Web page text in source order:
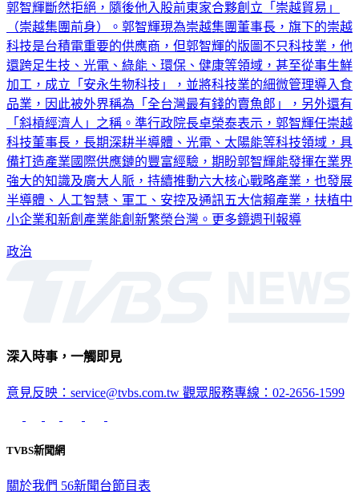
日本通信工業。由於郭台銘很賞識他，想要挖角郭智輝，卻被
郭智輝斷然拒絕，隨後他入股前東家合夥創立「崇越貿易」
（崇越集團前身）。郭智輝現為崇越集團董事長，旗下的崇越
科技是台積電重要的供應商，但郭智輝的版圖不只科技業，他
還跨足生技、光電、綠能、環保、健康等領域，甚至從事生鮮
加工，成立「安永生物科技」，並將科技業的細微管理導入食
品業，因此被外界稱為「全台灣最有錢的賣魚郎」，另外還有
「斜槓經濟人」之稱。準行政院長卓榮泰表示，郭智輝任崇越
科技董事長，長期深耕半導體、光電、太陽能等科技領域，具
備打造產業國際供應鏈的豐富經驗，期盼郭智輝能發揮在業界
強大的知識及廣大人脈，持續推動六大核心戰略產業，也發展
半導體、人工智慧、軍工、安控及通訊五大信賴產業，扶植中